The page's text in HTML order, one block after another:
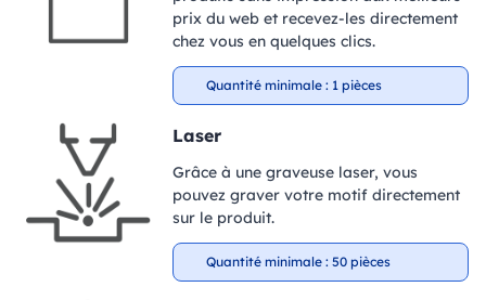
prix du web et recevez-les directement
chez vous en quelques clics.
Quantité minimale : 1 pièces
Laser
Grâce à une graveuse laser, vous
pouvez graver votre motif directement
sur le produit.
Quantité minimale : 50 pièces